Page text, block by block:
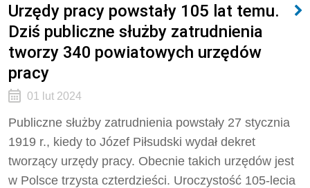
Urzędy pracy powstały 105 lat temu.
Dziś publiczne służby zatrudnienia
tworzy 340 powiatowych urzędów
pracy
01 lut 2024
Publiczne służby zatrudnienia powstały 27 stycznia
1919 r., kiedy to Józef Piłsudski wydał dekret
tworzący urzędy pracy. Obecnie takich urzędów jest
w Polsce trzysta czterdzieści. Uroczystość 105-lecia